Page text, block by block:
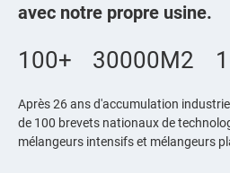
avec notre propre usine.
100+ 30000M2
Après 26 ans d'accumulation
de 100 brevets nationaux de
mélangeurs intensifs et mélangeurs